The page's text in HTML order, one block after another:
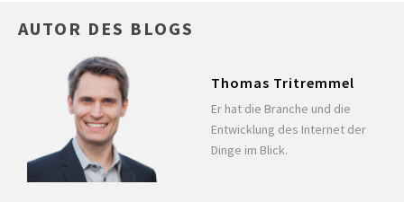
AUTOR DES BLOGS
Thomas Tritremmel
Er hat die Branche und die
Entwicklung des Internet der
Dinge im Blick.